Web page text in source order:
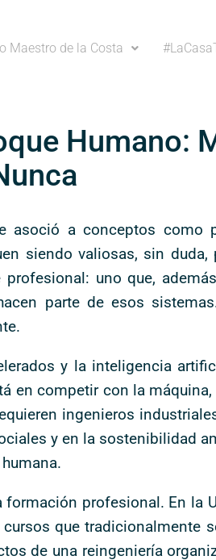
Maestro de la Costa
Humano:
a conceptos como
siendo valiosas, sin
uno que,
parte de esos
y la inteligencia
en competir con la
ingenieros
y en la sostenibilidad
profesional. En la
que tradicionalmente
de una reingeniería